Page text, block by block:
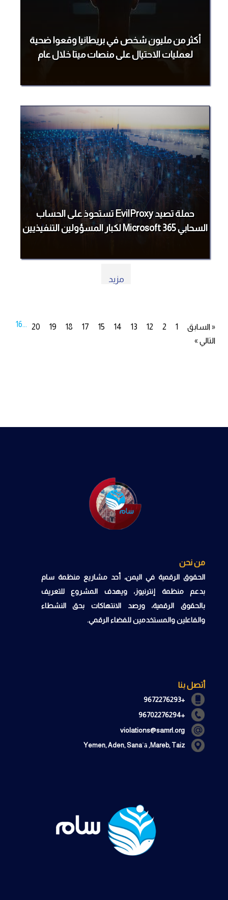
أكثر من مليون شخص في بريطانيا وقعوا ضحية
لعمليات الاحتيال على منصات ميتا خلال عام
حملة تصيد EvilProxy تستحوذ على الحساب
السحابي Microsoft 365 لكبار المسؤولين التنفيذيين
مزيد
« السابق 1
2
... 12
13
14
15
16 17
18
19
20
التالي »
من نحن
الحقوق الرقمية في اليمن، أحد مشاريع منظمة سام
بدعم منظمة إنترنيوز، ويهدف المشروع للتعريف
بالحقوق الرقمية، ورصد الانتهاكات بحق النشطاء
والفاعلين والمستخدمين للفضاء الرقمي.
أتصل بنا
+9672276293
+96702276294
violations@samrl.org
Yemen, Aden, Sanaʿā ,Mareb, Taiz